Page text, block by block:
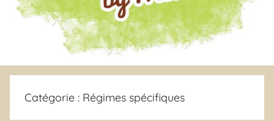
Catégorie : Régimes spécifiques